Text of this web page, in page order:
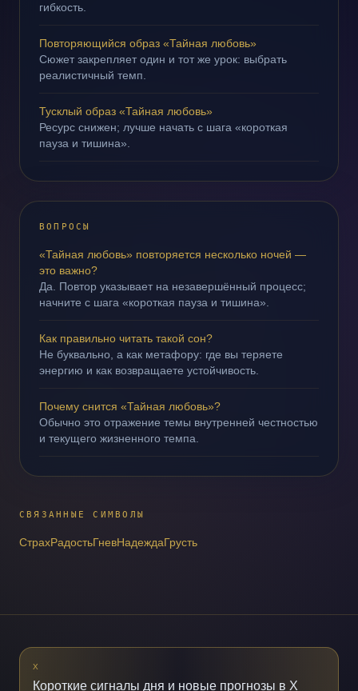
гибкость.
Повторяющийся образ «Тайная любовь»
Сюжет закрепляет один и тот же урок: выбрать
реалистичный темп.
Тусклый образ «Тайная любовь»
Ресурс снижен; лучше начать с шага «короткая
пауза и тишина».
ВОПРОСЫ
«Тайная любовь» повторяется несколько ночей —
это важно?
Да. Повтор указывает на незавершённый процесс;
начните с шага «короткая пауза и тишина».
Как правильно читать такой сон?
Не буквально, а как метафору: где вы теряете
энергию и как возвращаете устойчивость.
Почему снится «Тайная любовь»?
Обычно это отражение темы внутренней честностью
и текущего жизненного темпа.
СВЯЗАННЫЕ СИМВОЛЫ
СтрахРадостьГневНадеждаГрусть
X
Короткие сигналы дня и новые прогнозы в X